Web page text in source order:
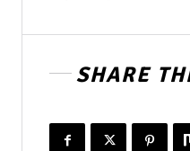
SHARE